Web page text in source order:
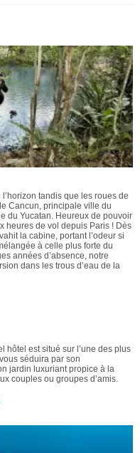
tandis que les roues de
Cancun, principale ville du
du Yucatan. Heureux de pouvoir
heures de vol depuis Paris ! Dès
la cabine, portant l’odeur si
à celle plus forte du
années d’absence, notre
dans les trous d’eau de la
hôtel est situé sur l’une des plus
séduira par son
jardin luxuriant propice à la
couples ou groupes d’amis.